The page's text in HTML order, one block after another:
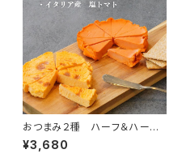
おつまみ２種 ハーフ＆ハー
フ オマール海老＆ズワイガニ ・
イタリア産塩トマト
¥3,680